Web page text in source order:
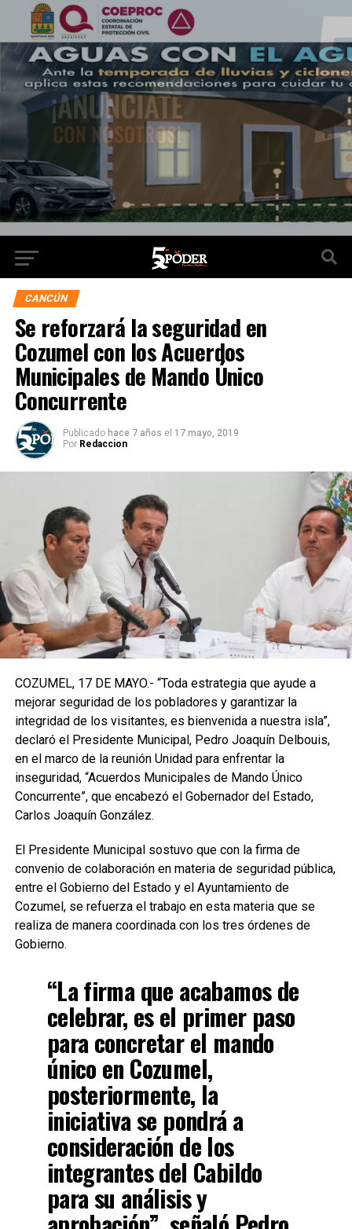
CANCÚN
Se reforzará la seguridad en
Cozumel con los Acuerdos
Municipales de Mando Único
Concurrente
Publicado hace 7 años el 17 mayo, 2019
Por Redaccion
COZUMEL, 17 DE MAYO.- “Toda estrategia que ayude a
mejorar seguridad de los pobladores y garantizar la
integridad de los visitantes, es bienvenida a nuestra isla”,
declaró el Presidente Municipal, Pedro Joaquín Delbouis,
en el marco de la reunión Unidad para enfrentar la
inseguridad, “Acuerdos Municipales de Mando Único
Concurrente”, que encabezó el Gobernador del Estado,
Carlos Joaquín González.
El Presidente Municipal sostuvo que con la firma de
convenio de colaboración en materia de seguridad pública,
entre el Gobierno del Estado y el Ayuntamiento de
Cozumel, se refuerza el trabajo en esta materia que se
realiza de manera coordinada con los tres órdenes de
Gobierno.
“La firma que acabamos de
celebrar, es el primer paso
para concretar el mando
único en Cozumel,
posteriormente, la
iniciativa se pondrá a
consideración de los
integrantes del Cabildo
para su análisis y